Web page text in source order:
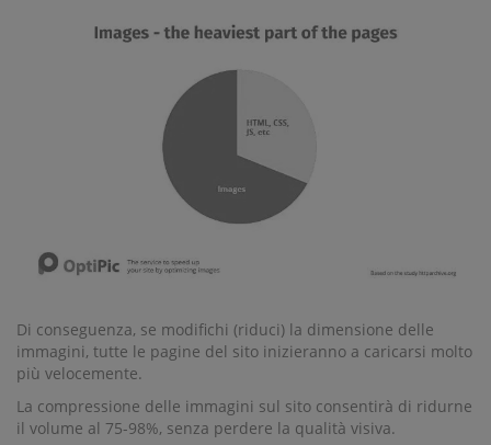
Di conseguenza, se modifichi (riduci) la dimensione delle
immagini, tutte le pagine del sito inizieranno a caricarsi molto
più velocemente.
La compressione delle immagini sul sito consentirà di ridurne
il volume al 75-98%, senza perdere la qualità visiva.